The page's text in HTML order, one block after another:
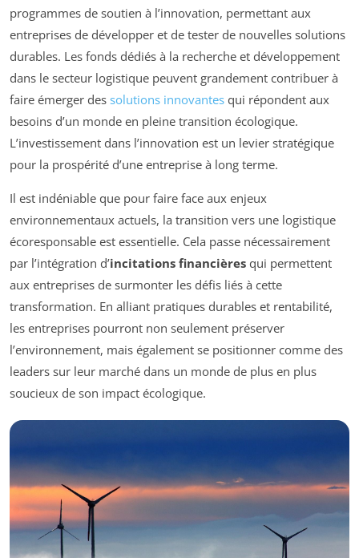
programmes de soutien à l’innovation, permettant aux
entreprises de développer et de tester de nouvelles solutions
durables. Les fonds dédiés à la recherche et développement
dans le secteur logistique peuvent grandement contribuer à
faire émerger des solutions innovantes qui répondent aux
besoins d’un monde en pleine transition écologique.
L’investissement dans l’innovation est un levier stratégique
pour la prospérité d’une entreprise à long terme.
Il est indéniable que pour faire face aux enjeux
environnementaux actuels, la transition vers une logistique
écoresponsable est essentielle. Cela passe nécessairement
par l’intégration d’incitations financières qui permettent
aux entreprises de surmonter les défis liés à cette
transformation. En alliant pratiques durables et rentabilité,
les entreprises pourront non seulement préserver
l’environnement, mais également se positionner comme des
leaders sur leur marché dans un monde de plus en plus
soucieux de son impact écologique.